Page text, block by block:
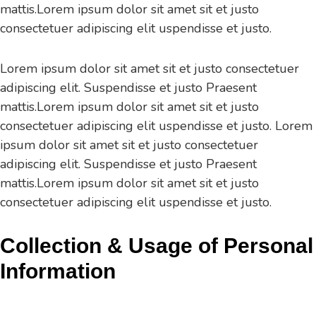
mattis.Lorem ipsum dolor sit amet sit et justo
consectetuer adipiscing elit uspendisse et justo.
Lorem ipsum dolor sit amet sit et justo consectetuer
adipiscing elit. Suspendisse et justo Praesent
mattis.Lorem ipsum dolor sit amet sit et justo
consectetuer adipiscing elit uspendisse et justo. Lorem
ipsum dolor sit amet sit et justo consectetuer
adipiscing elit. Suspendisse et justo Praesent
mattis.Lorem ipsum dolor sit amet sit et justo
consectetuer adipiscing elit uspendisse et justo.
Collection & Usage of Personal
Information